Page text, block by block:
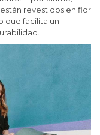
revestidos en flor
que facilita un